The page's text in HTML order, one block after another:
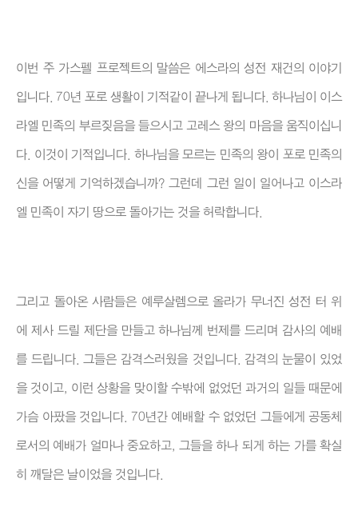
이번 주 가스펠 프로젝트의 말씀은 에스라의 성전 재건의 이야기
입니다. 70년 포로 생활이 기적같이 끝나게 됩니다. 하나님이 이스
라엘 민족의 부르짖음을 들으시고 고레스 왕의 마음을 움직이십니
다. 이것이 기적입니다. 하나님을 모르는 민족의 왕이 포로 민족의
신을 어떻게 기억하겠습니까? 그런데 그런 일이 일어나고 이스라
엘 민족이 자기 땅으로 돌아가는 것을 허락합니다.
그리고 돌아온 사람들은 예루살렘으로 올라가 무너진 성전 터 위
에 제사 드릴 제단을 만들고 하나님께 번제를 드리며 감사의 예배
를 드립니다. 그들은 감격스러웠을 것입니다. 감격의 눈물이 있었
을 것이고, 이런 상황을 맞이할 수밖에 없었던 과거의 일들 때문에
가슴 아팠을 것입니다. 70년간 예배할 수 없었던 그들에게 공동체
로서의 예배가 얼마나 중요하고, 그들을 하나 되게 하는 가를 확실
히 깨달은 날이었을 것입니다.